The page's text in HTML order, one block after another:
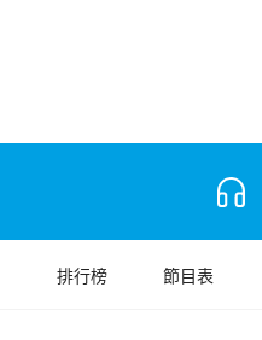
排行榜 節目表